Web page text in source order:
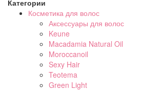
Категории
Косметика для волос
Аксессуары для волос
Keune
Macadamia Natural Oil
Moroccanoil
Sexy Hair
Teotema
Green Light